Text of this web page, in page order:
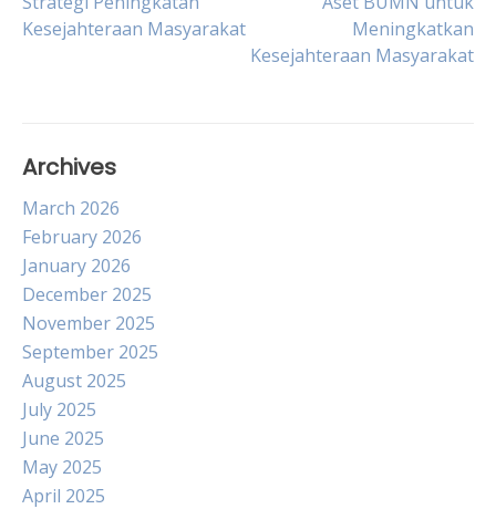
navigation
Kesejahteraan Masyarakat
Meningkatkan
Kesejahteraan Masyarakat
Archives
March 2026
February 2026
January 2026
December 2025
November 2025
September 2025
August 2025
July 2025
June 2025
May 2025
April 2025